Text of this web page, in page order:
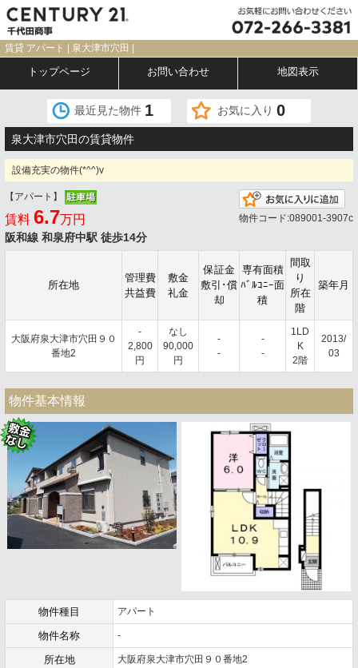
賃貸 アパート | 泉大津市穴田 |
トップページ お問い合わせ 地図表示
最近見た物件 1 お気に入り 0
泉大津市穴田の賃貸物件
設備充実の物件(*^^)v
【アパート】
賃料 6.7万円
阪和線 和泉府中駅 徒歩14分
物件コード:089001-3907c
所在地
管理費
共益費
敷金
礼金
保証金
敷引･償
却
専有面積
ﾊﾞﾙｺﾆｰ面
積
間取
り
所在
階
築年月
大阪府泉大津市穴田９０
番地2
-
2,800
円
なし
90,000
円
-
-
-
-
1LD
K
2階
2013/
03
物件基本情報
物件種目 アパート
物件名称 -
所在地 大阪府泉大津市穴田９０番地2